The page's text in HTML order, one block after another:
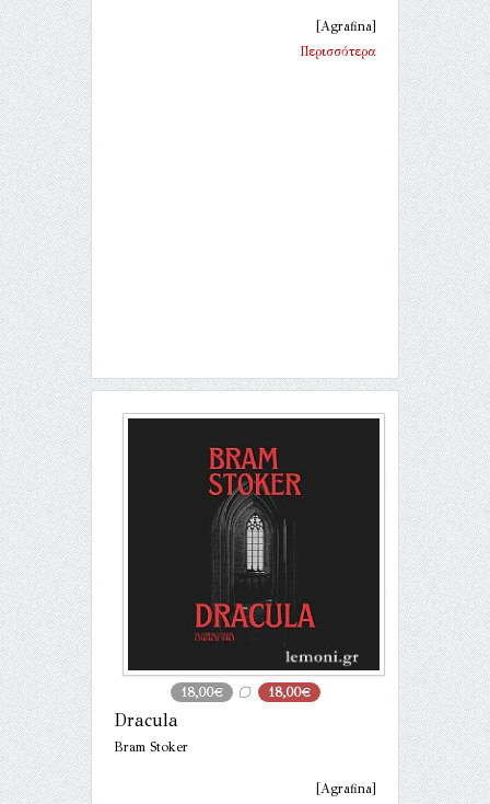
[Agrafina]
Περισσότερα
18,00€ 18,00€
Dracula
Bram Stoker
[Agrafina]